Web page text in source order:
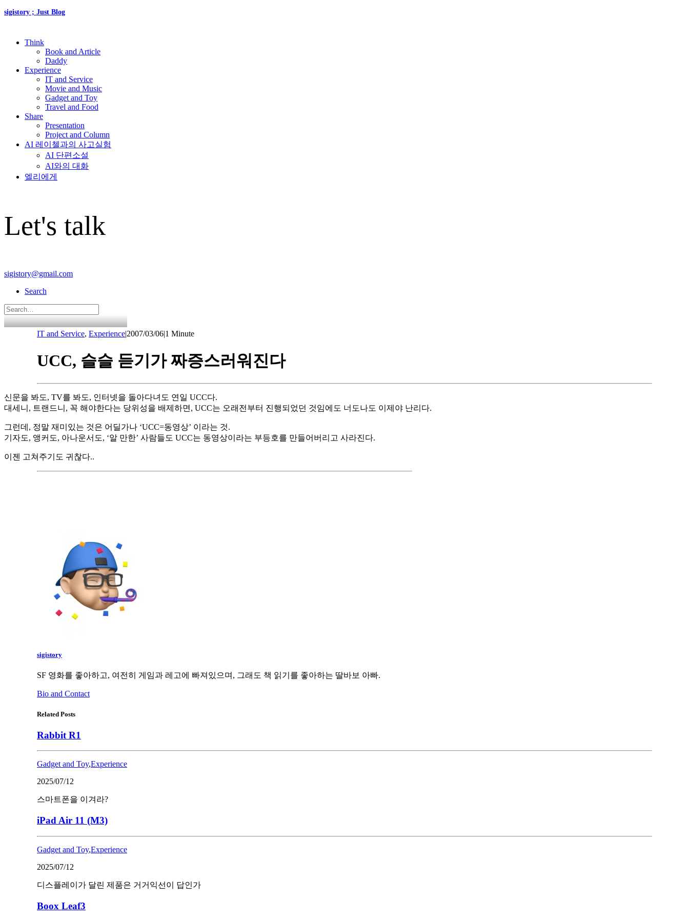
sigistory ; Just Blog
Think
Book and Article
Daddy
Experience
IT and Service
Movie and Music
Gadget and Toy
Travel and Food
Share
Presentation
Project and Column
AI 레이첼과의 사고실험
AI 단편소설
AI와의 대화
엘리에게
Let's talk
sigistory@gmail.com
Search
IT and Service, Experience|2007/03/06|1 Minute
UCC, 슬슬 듣기가 짜증스러워진다
신문을 봐도, TV를 봐도, 인터넷을 돌아다녀도 연일 UCC다.
대세니, 트랜드니, 꼭 해야한다는 당위성을 배제하면, UCC는 오래전부터 진행되었던 것임에도 너도나도 이제야 난리다.
그런데, 정말 재미있는 것은 어딜가나 ‘UCC=동영상’ 이라는 것.
기자도, 앵커도, 아나운서도, ‘알 만한’ 사람들도 UCC는 동영상이라는 부등호를 만들어버리고 사라진다.
이젠 고쳐주기도 귀찮다..
sigistory
SF 영화를 좋아하고, 여전히 게임과 레고에 빠져있으며, 그래도 책 읽기를 좋아하는 딸바보 아빠.
Bio and Contact
Related Posts
Rabbit R1
Gadget and Toy,Experience
2025/07/12
스마트폰을 이겨라?
iPad Air 11 (M3)
Gadget and Toy,Experience
2025/07/12
디스플레이가 달린 제품은 거거익선이 답인가
Boox Leaf3